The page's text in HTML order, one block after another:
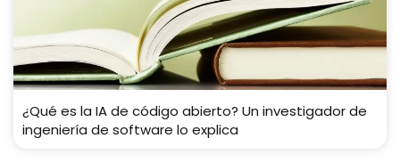
¿Qué es la IA de código abierto? Un investigador de
ingeniería de software lo explica